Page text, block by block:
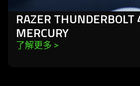
RAZER THUNDERBOLT
MERCURY
了解更多 >